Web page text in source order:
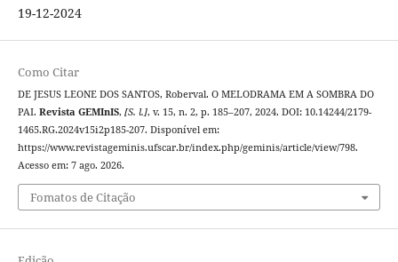
19-12-2024
Como Citar
DE JESUS LEONE DOS SANTOS, Roberval. O MELODRAMA EM A SOMBRA DO
PAI. Revista GEMInIS, [S. l.], v. 15, n. 2, p. 185–207, 2024. DOI: 10.14244/2179-
1465.RG.2024v15i2p185-207. Disponível em:
https://www.revistageminis.ufscar.br/index.php/geminis/article/view/798.
Acesso em: 7 ago. 2026.
Fomatos de Citação